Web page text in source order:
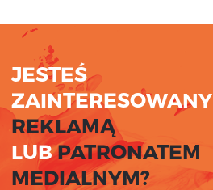
JESTEŚ
ZAINTERESOWANY
REKLAMĄ
LUBPATRONATEM
MEDIALNYM?